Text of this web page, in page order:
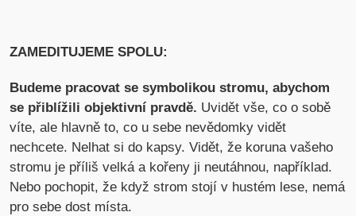
ZAMEDITUJEME SPOLU:
Budeme pracovat se symbolikou stromu, abychom
se přiblížili objektivní pravdě. Uvidět vše, co o sobě
víte, ale hlavně to, co u sebe nevědomky vidět
nechcete. Nelhat si do kapsy. Vidět, že koruna vašeho
stromu je příliš velká a kořeny ji neutáhnou, například.
Nebo pochopit, že když strom stojí v hustém lese, nemá
pro sebe dost místa.